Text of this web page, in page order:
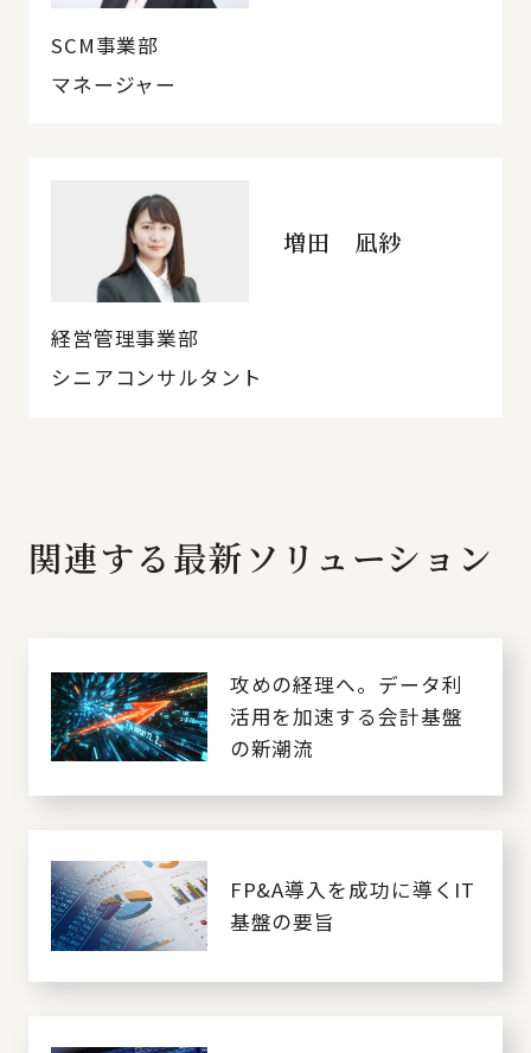
SCM事業部
マネージャー
増田 凪紗
経営管理事業部
シニアコンサルタント
関連する最新ソリューション
攻めの経理へ。データ利
活用を加速する会計基盤
の新潮流
FP&A導入を成功に導くIT
基盤の要旨